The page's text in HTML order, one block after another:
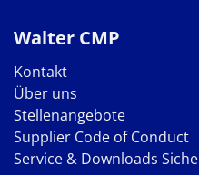
Walter CMP
Kontakt
Über uns
Stellenangebote
Supplier Code of Conduct
Service & Downloads